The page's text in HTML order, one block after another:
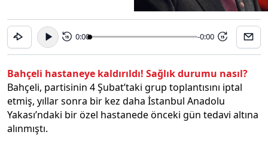
15 0:00 -0:00 15
Bahçeli hastaneye kaldırıldı! Sağlık durumu nasıl?
Bahçeli, partisinin 4 Şubat’taki grup toplantısını iptal
etmiş, yıllar sonra bir kez daha İstanbul Anadolu
Yakası’ndaki bir özel hastanede önceki gün tedavi altına
alınmıştı.